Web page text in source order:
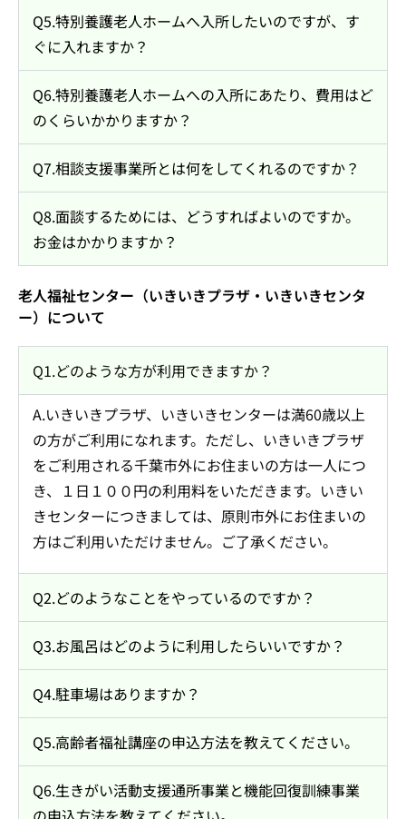
Q5.特別養護老人ホームへ入所したいのですが、す
ぐに入れますか？
Q6.特別養護老人ホームへの入所にあたり、費用はど
のくらいかかりますか？
Q7.相談支援事業所とは何をしてくれるのですか？
Q8.面談するためには、どうすればよいのですか。
お金はかかりますか？
老人福祉センター（いきいきプラザ・いきいきセンタ
ー）について
Q1.どのような方が利用できますか？
A.いきいきプラザ、いきいきセンターは満60歳以上
の方がご利用になれます。ただし、いきいきプラザ
をご利用される千葉市外にお住まいの方は一人につ
き、１日１００円の利用料をいただきます。いきい
きセンターにつきましては、原則市外にお住まいの
方はご利用いただけません。ご了承ください。
Q2.どのようなことをやっているのですか？
Q3.お風呂はどのように利用したらいいですか？
Q4.駐車場はありますか？
Q5.高齢者福祉講座の申込方法を教えてください。
Q6.生きがい活動支援通所事業と機能回復訓練事業